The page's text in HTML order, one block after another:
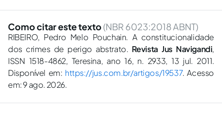
Como citar este texto (NBR 6023:2018 ABNT)
RIBEIRO, Pedro Melo Pouchain. A constitucionalidade
dos crimes de perigo abstrato. Revista Jus Navigandi,
ISSN 1518-4862, Teresina, ano 16, n. 2933, 13 jul. 2011.
Disponível em: https://jus.com.br/artigos/19537. Acesso
em: 9 ago. 2026.